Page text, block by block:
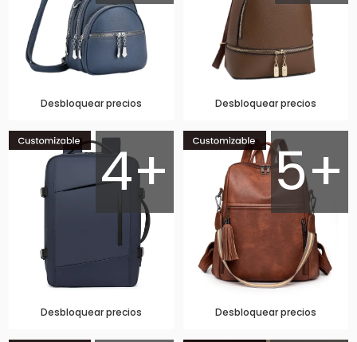
Desbloquear precios Desbloquear precios
4+
Desbloquear precios
5+
Desbloquear precios